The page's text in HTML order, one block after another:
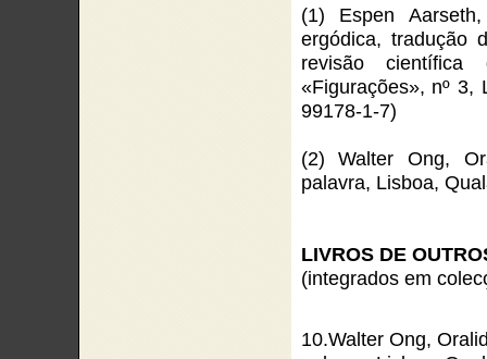
(1) Espen
ergódica, tradução
revisão
«Figurações», nº 3,
99178-1-7)
(2) Walter Ong,
palavra, Lisboa,
LIVROS DE
(integrados em
10.Walter Ong,